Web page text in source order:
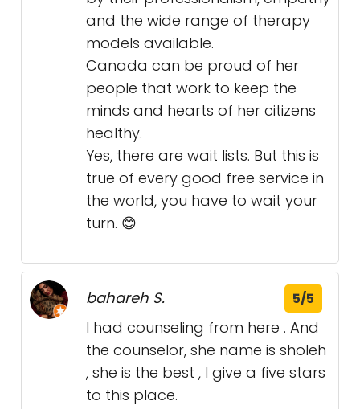
and the wide range of therapy
models available.
Canada can be proud of her
people that work to keep the
minds and hearts of her citizens
healthy.
Yes, there are wait lists. But this is
true of every good free service in
the world, you have to wait your
turn. 😊
bahareh S. 5/5
I had counseling from here . And
the counselor, she name is sholeh
, she is the best , I give a five stars
to this place.